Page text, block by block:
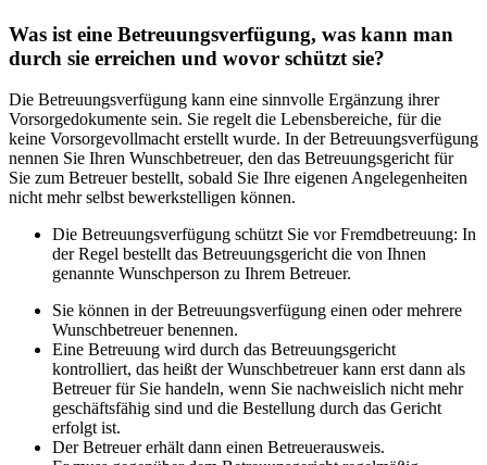
Was ist eine Betreuungsverfügung, was kann man
durch sie erreichen und wovor schützt sie?
Die Betreuungsverfügung kann eine sinnvolle Ergänzung ihrer
Vorsorgedokumente sein. Sie regelt die Lebensbereiche, für die
keine Vorsorgevollmacht erstellt wurde. In der Betreuungsverfügung
nennen Sie Ihren Wunschbetreuer, den das Betreuungsgericht für
Sie zum Betreuer bestellt, sobald Sie Ihre eigenen Angelegenheiten
nicht mehr selbst bewerkstelligen können.
Die Betreuungsverfügung schützt Sie vor Fremdbetreuung: In
der Regel bestellt das Betreuungsgericht die von Ihnen
genannte Wunschperson zu Ihrem Betreuer.
Sie können in der Betreuungsverfügung einen oder mehrere
Wunschbetreuer benennen.
Eine Betreuung wird durch das Betreuungsgericht
kontrolliert, das heißt der Wunschbetreuer kann erst dann als
Betreuer für Sie handeln, wenn Sie nachweislich nicht mehr
geschäftsfähig sind und die Bestellung durch das Gericht
erfolgt ist.
Der Betreuer erhält dann einen Betreuerausweis.